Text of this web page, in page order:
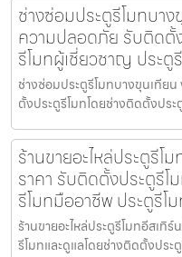
ช่างซ่อมประตูรีโมทบา
ความปลอดภัย รับติดตั้
รีโมทผู้เชี่ยวชาญ ประตู
ช่างซ่อมประตูรีโมทบางขุนเที
ตั้งประตูรีโมทโดยช่างติดตั้งปร
ร้านขายอะไหล่ประตูรี
ราคา รับติดตั้งประตูรีโ
รีโมทมืออาชีพ ประตูรีโ
ร้านขายอะไหล่ประตูรีโมทอีสเ
รีโมทและดูแลโดยช่างติดตั้งประ